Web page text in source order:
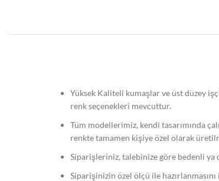
Yüksek Kaliteli kumaşlar ve üst düzey
renk seçenekleri mevcuttur.
Tüm modellerimiz, kendi tasarımında
renkte tamamen kişiye özel olarak
Siparişleriniz, talebinize göre bedenli ya
Siparişinizin özel ölçü ile